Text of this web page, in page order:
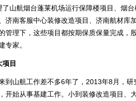
山航烟台蓬莱机场运行保障楼项目、烟
济南客服中心装修改造项目、济南航材库
管理下，这些项目都按期保质保量完成，
专家。
目
山航工作差不多6年了，2013年8月，研
开始从事基建工作。小到装修改造项目、